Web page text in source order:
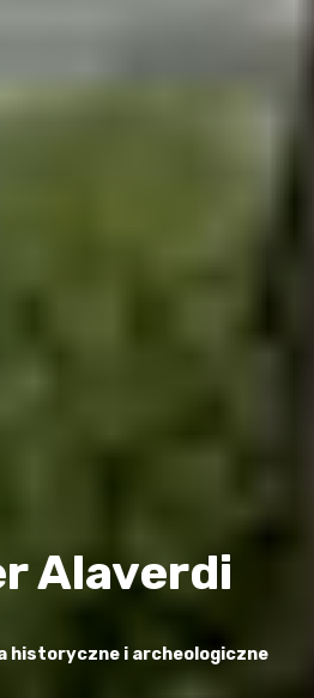
Alaverdi
historyczne i archeologiczne